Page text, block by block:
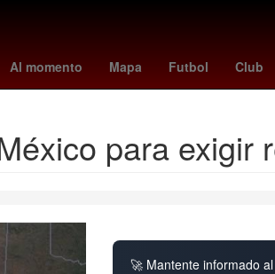
Al momento Mapa Futbol Club
cruz minnesota - juárez
para exigir
🚀 Mantente informado